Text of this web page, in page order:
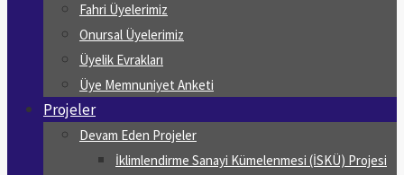
Fahri Üyelerimiz
Onursal Üyelerimiz
Üyelik Evrakları
Üye Memnuniyet Anketi
Projeler
Devam Eden Projeler
İklimlendirme Sanayi Kümelenmesi (İSKÜ) Projesi